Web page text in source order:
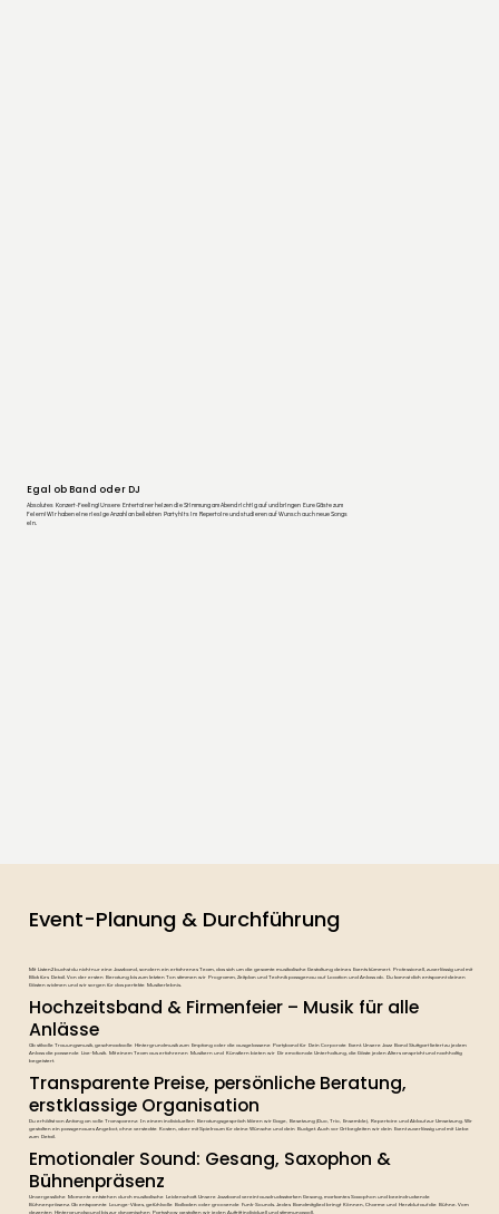
Egal ob Band oder DJ
Absolutes Konzert-Feeling! Unsere Entertainer heizen die Stimmung am Abend richtig auf und bringen Eure Gäste zum
Feiern! Wir haben eine riesige Anzahl an beliebten Partyhits im Repertoire und studieren auf Wunsch auch neue Songs
ein.
Event-Planung & Durchführung
Mit Listen2 buchst du nicht nur eine Jazzband, sondern ein erfahrenes Team, das sich um die gesamte musikalische Gestaltung deines Events kümmert. Professionell, zuverlässig und mit
Blick fürs Detail. Von der ersten Beratung bis zum letzten Ton stimmen wir Programm, Zeitplan und Technik passgenau auf Location und Anlass ab. Du kannst dich entspannt deinen
Gästen widmen und wir sorgen für das perfekte Musikerlebnis.
Hochzeitsband & Firmenfeier – Musik für alle
Anlässe
Ob stilvolle Trauungsmusik, geschmackvolle Hintergrundmusik zum Empfang oder die ausgelassene Partyband für Dein Corporate Event. Unsere Jazz Band Stuttgart liefert zu jedem
Anlass die passende Live-Musik. Mit einem Team aus erfahrenen Musikern und Künstlern bieten wir Dir emotionale Unterhaltung, die Gäste jeden Alters anspricht und nachhaltig
begeistert.
Transparente Preise, persönliche Beratung,
erstklassige Organisation
Du erhältst von Anfang an volle Transparenz: In einem individuellen Beratungsgespräch klären wir Gage, Besetzung (Duo, Trio, Ensemble), Repertoire und Ablauf zur Umsetzung. Wir
gestalten ein passgenaues Angebot, ohne versteckte Kosten, aber mit Spielraum für deine Wünsche und dein Budget. Auch vor Ort begleiten wir dein Event zuverlässig und mit Liebe
zum Detail.
Emotionaler Sound: Gesang, Saxophon &
Bühnenpräsenz
Unvergessliche Momente entstehen durch musikalische Leidenschaft. Unsere Jazzband vereint ausdrucksstarken Gesang, markantes Saxophon und beeindruckende
Bühnenpräsenz. Ob entspannte Lounge-Vibes, gefühlvolle Balladen oder groovende Funk-Sounds. Jedes Bandmitglied bringt Können, Charme und Herzblut auf die Bühne. Vom
dezenten Hintergrundsound bis zur dynamischen Partyshow gestalten wir jeden Auftritt individuell und stimmungsvoll.